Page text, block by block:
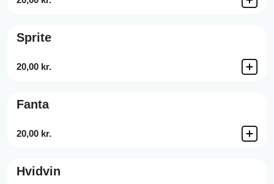
Sprite
20,00 kr.
Fanta
20,00 kr.
Hvidvin